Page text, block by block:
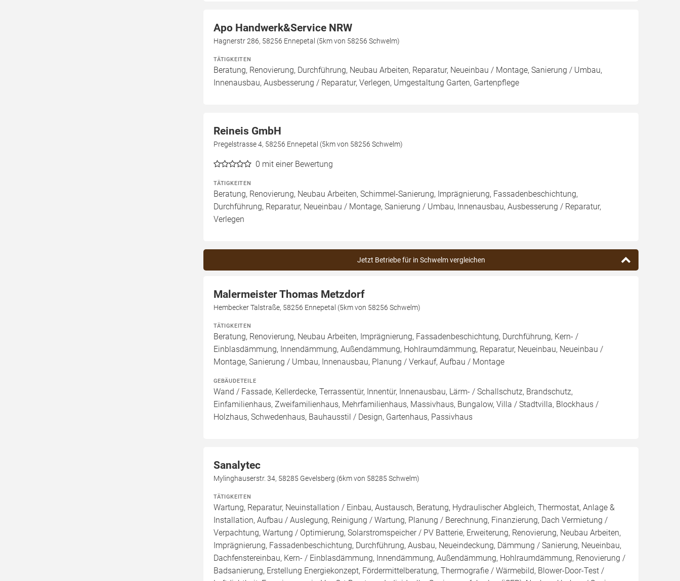
Apo Handwerk&Service NRW
Hagnerstr 286, 58256 Ennepetal (5km von 58256 Schwelm)
TÄTIGKEITEN
Beratung, Renovierung, Durchführung, Neubau Arbeiten, Reparatur, Neueinbau / Montage, Sanierung / Umbau,
Innenausbau, Ausbesserung / Reparatur, Verlegen, Umgestaltung Garten, Gartenpflege
Reineis GmbH
Pregelstrasse 4, 58256 Ennepetal (5km von 58256 Schwelm)
0 mit einer Bewertung
TÄTIGKEITEN
Beratung, Renovierung, Neubau Arbeiten, Schimmel-Sanierung, Imprägnierung, Fassadenbeschichtung,
Durchführung, Reparatur, Neueinbau / Montage, Sanierung / Umbau, Innenausbau, Ausbesserung / Reparatur,
Verlegen
Jetzt Betriebe für in Schwelm vergleichen
Malermeister Thomas Metzdorf
Hembecker Talstraße, 58256 Ennepetal (5km von 58256 Schwelm)
TÄTIGKEITEN
Beratung, Renovierung, Neubau Arbeiten, Imprägnierung, Fassadenbeschichtung, Durchführung, Kern- /
Einblasdämmung, Innendämmung, Außendämmung, Hohlraumdämmung, Reparatur, Neueinbau, Neueinbau /
Montage, Sanierung / Umbau, Innenausbau, Planung / Verkauf, Aufbau / Montage
GEBÄUDETEILE
Wand / Fassade, Kellerdecke, Terrassentür, Innentür, Innenausbau, Lärm- / Schallschutz, Brandschutz,
Einfamilienhaus, Zweifamilienhaus, Mehrfamilienhaus, Massivhaus, Bungalow, Villa / Stadtvilla, Blockhaus /
Holzhaus, Schwedenhaus, Bauhausstil / Design, Gartenhaus, Passivhaus
Sanalytec
Mylinghauserstr. 34, 58285 Gevelsberg (6km von 58285 Schwelm)
TÄTIGKEITEN
Wartung, Reparatur, Neuinstallation / Einbau, Austausch, Beratung, Hydraulischer Abgleich, Thermostat, Anlage &
Installation, Aufbau / Auslegung, Reinigung / Wartung, Planung / Berechnung, Finanzierung, Dach Vermietung /
Verpachtung, Wartung / Optimierung, Solarstromspeicher / PV Batterie, Erweiterung, Renovierung, Neubau Arbeiten,
Imprägnierung, Fassadenbeschichtung, Durchführung, Ausbau, Neueindeckung, Dämmung / Sanierung, Neueinbau,
Dachfenstereinbau, Kern- / Einblasdämmung, Innendämmung, Außendämmung, Hohlraumdämmung, Renovierung /
Badsanierung, Erstellung Energiekonzept, Fördermittelberatung, Thermografie / Wärmebild, Blower-Door-Test /